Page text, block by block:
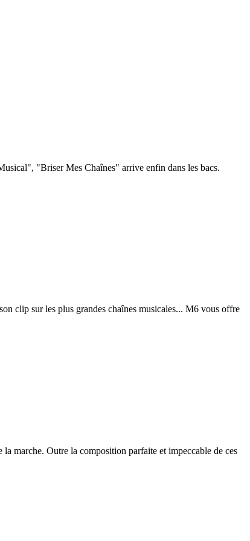
"Briser Mes Chaînes" arrive enfin dans les bacs.
clip sur les plus grandes chaînes musicales... M6 vous offre
marche. Outre la composition parfaite et impeccable de ces